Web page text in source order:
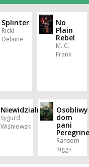
Splinter
Ricki
Delaine
No
Plain
Rebel
M. C.
Frank
Niewidzialny
Sygurd
Wiśniowski
Osobliwy
dom
pani
Ransom
Riggs